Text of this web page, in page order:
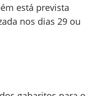
está prevista
nos dias 29 ou